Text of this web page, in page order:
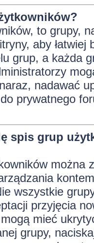
to grupy,
aby
grup, a każda
nadawać
prywatnego
spis grup
można
wszystkie
przyjęcia
mieć
grupy,